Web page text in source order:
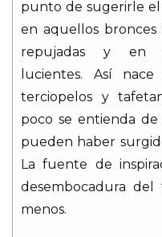
punto de sugerirle el
en aquellos bronces
repujadas y en
lucientes. Así
terciopelos y
poco se entienda
pueden haber
La fuente de
desembocadura
menos.